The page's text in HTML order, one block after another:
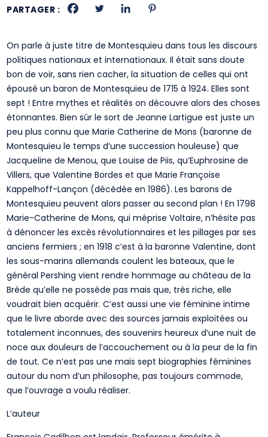
PARTAGER :
On parle à juste titre de Montesquieu dans tous les discours
politiques nationaux et internationaux. Il était sans doute
bon de voir, sans rien cacher, la situation de celles qui ont
épousé un baron de Montesquieu de 1715 à 1924. Elles sont
sept ! Entre mythes et réalités on découvre alors des choses
étonnantes. Bien sûr le sort de Jeanne Lartigue est juste un
peu plus connu que Marie Catherine de Mons (baronne de
Montesquieu le temps d’une succession houleuse) que
Jacqueline de Menou, que Louise de Piis, qu’Euphrosine de
Villers, que Valentine Bordes et que Marie Françoise
Kappelhoff-Lançon (décédée en 1986). Les barons de
Montesquieu peuvent alors passer au second plan ! En 1798
Marie-Catherine de Mons, qui méprise Voltaire, n’hésite pas
à dénoncer les excès révolutionnaires et les pillages par ses
anciens fermiers ; en 1918 c’est à la baronne Valentine, dont
les sous-marins allemands coulent les bateaux, que le
général Pershing vient rendre hommage au château de la
Brède qu’elle ne possède pas mais que, très riche, elle
voudrait bien acquérir. C’est aussi une vie féminine intime
que le livre aborde avec des sources jamais exploitées ou
totalement inconnues, des souvenirs heureux d’une nuit de
noce aux douleurs de l’accouchement ou à la peur de la fin
de tout. Ce n’est pas une mais sept biographies féminines
autour du nom d’un philosophe, pas toujours commode,
que l’ouvrage a voulu réaliser.
L’auteur